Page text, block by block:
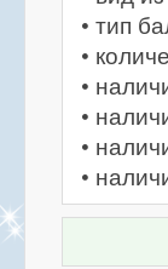
• тип
•
•
•
•
•